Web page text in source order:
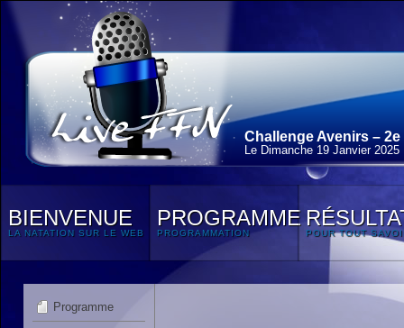
Challenge Avenirs – 2e
Le Dimanche 19 Janvier 2025
BIENVENUE
LA NATATION SUR LE WEB
PROGRAMME
PROGRAMMATION POUR TOUT
Programme